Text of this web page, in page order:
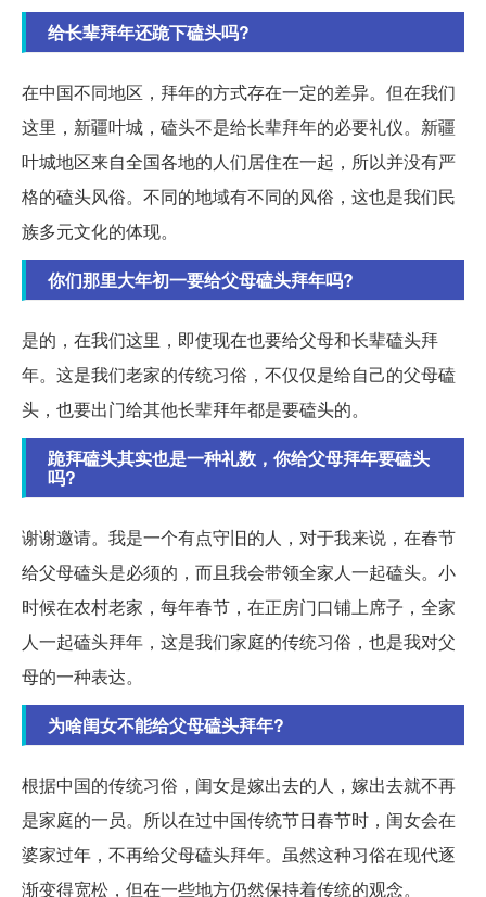
给长辈拜年还跪下磕头吗?
在中国不同地区，拜年的方式存在一定的差异。但在我们
这里，新疆叶城，磕头不是给长辈拜年的必要礼仪。新疆
叶城地区来自全国各地的人们居住在一起，所以并没有严
格的磕头风俗。不同的地域有不同的风俗，这也是我们民
族多元文化的体现。
你们那里大年初一要给父母磕头拜年吗?
是的，在我们这里，即使现在也要给父母和长辈磕头拜
年。这是我们老家的传统习俗，不仅仅是给自己的父母磕
头，也要出门给其他长辈拜年都是要磕头的。
跪拜磕头其实也是一种礼数，你给父母拜年要磕头
吗?
谢谢邀请。我是一个有点守旧的人，对于我来说，在春节
给父母磕头是必须的，而且我会带领全家人一起磕头。小
时候在农村老家，每年春节，在正房门口铺上席子，全家
人一起磕头拜年，这是我们家庭的传统习俗，也是我对父
母的一种表达。
为啥闺女不能给父母磕头拜年?
根据中国的传统习俗，闺女是嫁出去的人，嫁出去就不再
是家庭的一员。所以在过中国传统节日春节时，闺女会在
婆家过年，不再给父母磕头拜年。虽然这种习俗在现代逐
渐变得宽松，但在一些地方仍然保持着传统的观念。